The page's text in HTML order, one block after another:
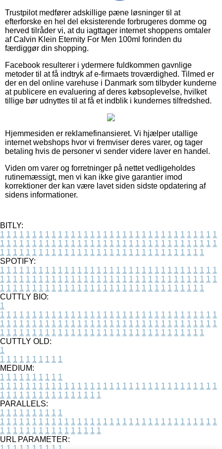
Trustpilot medfører adskillige pæne løsninger til at
efterforske en hel del eksisterende forbrugeres domme og
herved tilråder vi, at du iagttager internet shoppens omtaler
af Calvin Klein Eternity For Men 100ml forinden du
færdiggør din shopping.
Facebook resulterer i ydermere fuldkommen gavnlige
metoder til at få indtryk af e-firmaets troværdighed. Tilmed er
der en del online varehuse i Danmark som tilbyder kunderne
at publicere en evaluering af deres købsoplevelse, hvilket
tillige bør udnyttes til at få et indblik i kundernes tilfredshed.
Hjemmesiden er reklamefinansieret. Vi hjælper utallige
internet webshops hvor vi fremviser deres varer, og tager
betaling hvis de personer vi sender videre laver en handel.
Viden om varer og forretninger på nettet vedligeholdes
rutinemæssigt, men vi kan ikke give garantier imod
korrektioner der kan være lavet siden sidste opdatering af
sidens informationer.
BITLY:
1 1 1 1 1 1 1 1 1 1 1 1 1 1 1 1 1 1 1 1 1 1 1 1 1 1 1 1 1 1 1 1 1 1
1 1 1 1 1 1 1 1 1 1 1 1 1 1 1 1 1 1 1 1 1 1 1 1 1 1 1 1 1 1 1 1 1 1
1 1 1 1 1 1 1 1 1 1 1 1 1 1 1 1 1 1 1 1 1 1 1 1 1 1 1 1 1 1 1 1
SPOTIFY:
1 1 1 1 1 1 1 1 1 1 1 1 1 1 1 1 1 1 1 1 1 1 1 1 1 1 1 1 1 1 1 1 1 1
1 1 1 1 1 1 1 1 1 1 1 1 1 1 1 1 1 1 1 1 1 1 1 1 1 1 1 1 1 1 1 1 1 1
1 1 1 1 1 1 1 1 1 1 1 1 1 1 1 1 1 1 1 1 1 1 1 1 1 1 1 1 1 1 1 1
CUTTLY BIO:
1
1 1 1 1 1 1 1 1 1 1 1 1 1 1 1 1 1 1 1 1 1 1 1 1 1 1 1 1 1 1 1 1 1 1
1 1 1 1 1 1 1 1 1 1 1 1 1 1 1 1 1 1 1 1 1 1 1 1 1 1 1 1 1 1 1 1 1 1
1 1 1 1 1 1 1 1 1 1 1 1 1 1 1 1 1 1 1 1 1 1 1 1 1 1 1 1 1 1 1 1
CUTTLY OLD:
1
1 1 1 1 1 1 1 1 1 1
MEDIUM:
1 1 1 1 1 1 1 1 1 1
1 1 1 1 1 1 1 1 1 1 1 1 1 1 1 1 1 1 1 1 1 1 1 1 1 1 1 1 1 1 1 1 1 1
1 1 1 1 1 1 1 1 1 1 1 1 1 1 1 1
PARALLELS:
1 1 1 1 1 1 1 1 1 1
1 1 1 1 1 1 1 1 1 1 1 1 1 1 1 1 1 1 1 1 1 1 1 1 1 1 1 1 1 1 1 1 1 1
1 1 1 1 1 1 1 1 1 1 1 1 1 1 1 1
URL PARAMETER: